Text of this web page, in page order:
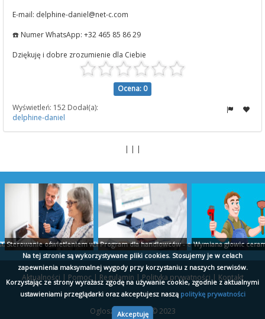
E-mail: delphine-daniel@net-c.com
☎️ Numer WhatsApp: +32 465 85 86 29
Dziękuję i dobre zrozumienie dla Ciebie
Ocena: 0
Wyświetleń: 152 Dodał(a):
delphine-daniel
| | |
PROJEKTAUDYT RAPORTY EKOEXPERT BIAŁYSTOK
Sterowanie oświetleniem w domu - ropam.com.pl
Program dla handlowców - ekspert.biz
Wymiana głowic
- posejdon.kolobrzeg.pl
Doniczki storczyk - szklo-polskie.plNauka rosyjskiego Szczecin - wladca-jezykow.pl
Aktualności | Pomoc| Regulamin |Polityka prywatności| Kontakt
Ogloszeniomat.pl © 2023
Na tej stronie są wykorzystywane pliki cookies. Stosujemy je w celach
zapewnienia maksymalnej wygody przy korzystaniu z naszych serwisów.
Korzystając ze strony wyrażasz zgodę na używanie cookie, zgodnie z aktualnymi
ustawieniami przeglądarki oraz akceptujesz naszą politykę prywatności
Akceptuję